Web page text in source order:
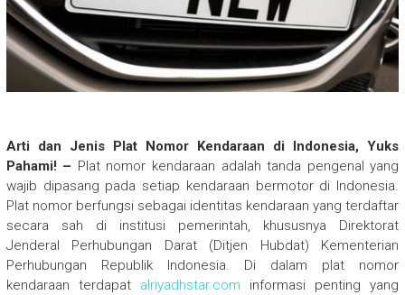
Arti dan Jenis Plat Nomor Kendaraan di Indonesia, Yuks
Pahami! – Plat nomor kendaraan adalah tanda pengenal yang
wajib dipasang pada setiap kendaraan bermotor di Indonesia.
Plat nomor berfungsi sebagai identitas kendaraan yang terdaftar
secara sah di institusi pemerintah, khususnya Direktorat
Jenderal Perhubungan Darat (Ditjen Hubdat) Kementerian
Perhubungan Republik Indonesia. Di dalam plat nomor
kendaraan terdapat alriyadhstar.com informasi penting yang